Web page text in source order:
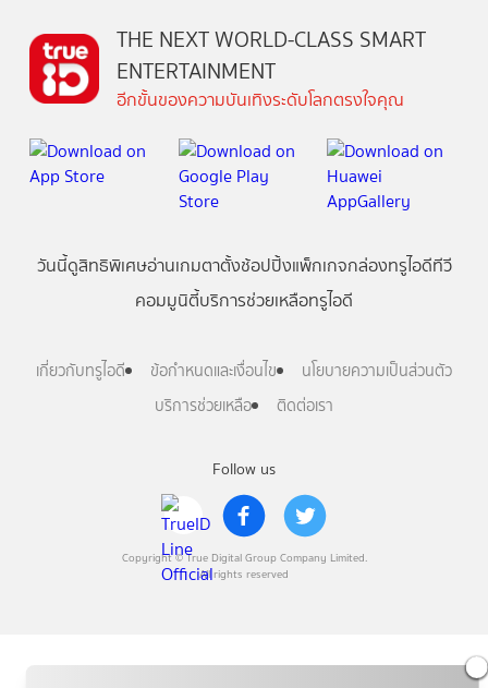
Follow us
Copyright © True Digital Group Company Limited.
All rights reserved
THE NEXT WORLD-CLASS SMART
ENTERTAINMENT
อีกขั้นของความบันเทิงระดับโลกตรงใจคุณ
วันนี้ดูสิทธิพิเศษอ่านเกมตาตั้งช้อปปิ้งแพ็กเกจกล่องทรูไอดีทีวี
คอมมูนิตี้บริการช่วยเหลือทรูไอดี
เกี่ยวกับทรูไอดี ข้อกำหนดและเงื่อนไข
นโยบายความเป็นส่วนตัว
บริการช่วยเหลือ
ติดต่อเรา